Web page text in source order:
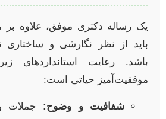
یک رساله دکتری موفق، علاوه
باید از نظر نگارشی و
باشد. رعایت استانداردهای
موفقیت‌آمیز حیاتی است:
شفافیت و وضوح: جملات